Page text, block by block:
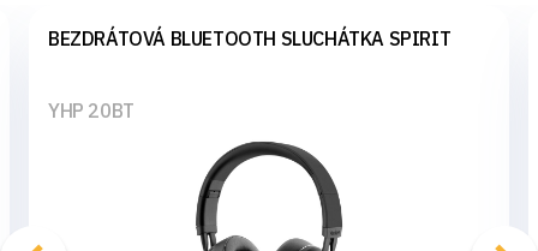
BEZDRÁTOVÁ BLUETOOTH SLUCHÁTKA SPIRIT
YHP 20BT